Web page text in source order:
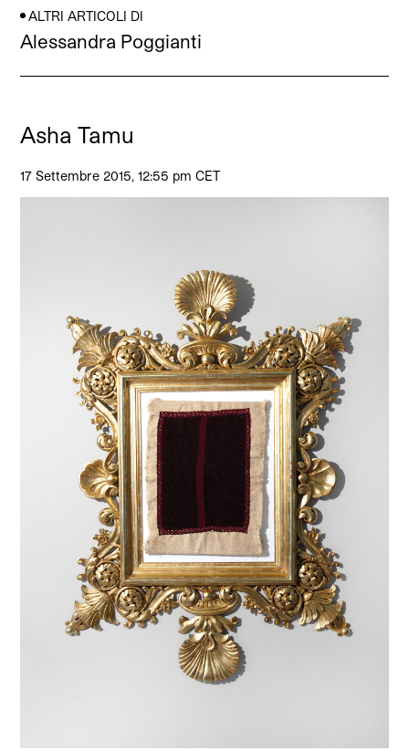
ALTRI ARTICOLI DI
Alessandra Poggianti
Asha Tamu
17 Settembre 2015, 12:55 pm CET